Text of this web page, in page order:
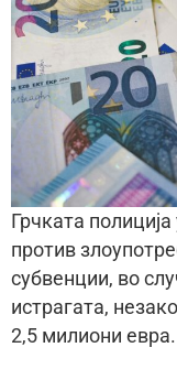
Грчката
против
субвенции, во
истрагата,
2,5 милиони евра.